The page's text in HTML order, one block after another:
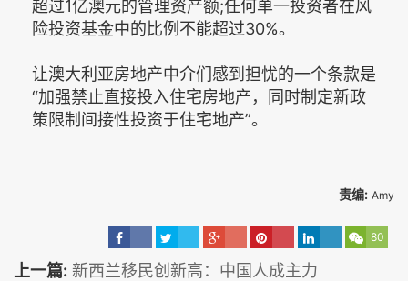
超过1亿澳元的管理资产额;任何单一投资者在风
险投资基金中的比例不能超过30%。
让澳大利亚房地产中介们感到担忧的一个条款是
“加强禁止直接投入住宅房地产，同时制定新政
策限制间接性投资于住宅地产”。
责编: Amy
80
上一篇: 新西兰移民创新高：中国人成主力